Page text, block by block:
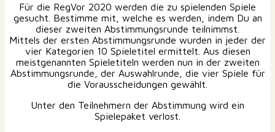
Für die RegVor 2020 werden die zu spielenden Spiele
gesucht. Bestimme mit, welche es werden, indem Du an
dieser zweiten Abstimmungsrunde teilnimmst.
Mittels der ersten Abstimmungsrunde wurden in jeder der
vier Kategorien 10 Spieletitel ermittelt. Aus diesen
meistgenannten Spieletiteln werden nun in der zweiten
Abstimmungsrunde, der Auswahlrunde, die vier Spiele für
die Vorausscheidungen gewählt.
Unter den Teilnehmern der Abstimmung wird ein
Spielepaket verlost.